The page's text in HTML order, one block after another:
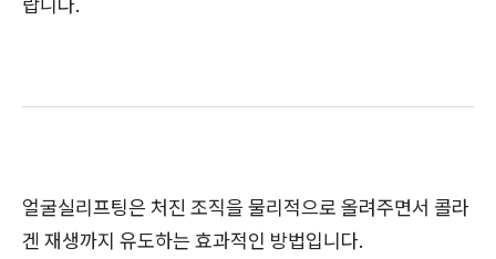
얼굴실리프팅은 처진 조직을 물리적으로 올려주면서 콜라
겐 재생까지 유도하는 효과적인 방법입니다.